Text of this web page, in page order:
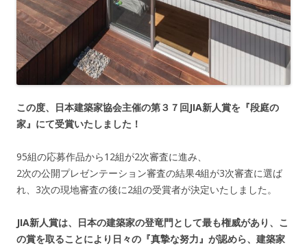
この度、日本建築家協会主催の第３７回JIA新人賞を『段庭の
家』にて受賞いたしました！
95組の応募作品から12組が2次審査に進み、
2次の公開プレゼンテーション審査の結果4組が3次審査に選ば
れ、3次の現地審査の後に2組の受賞者が決定いたしました。
JIA新人賞は、日本の建築家の登竜門として最も権威があり、こ
の賞を取ることにより日々の『真摯な努力』が認めら、建築家